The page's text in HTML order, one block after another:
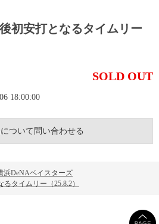
初安打となるタイムリー
SOLD OUT
18:00:00
ついて問い合わせる
浜DeNAベイスターズ
タイムリー（25.8.2）